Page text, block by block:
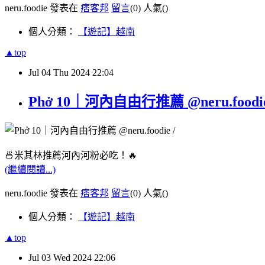
neru.foodie 發表在 痞客邦 留言(0) 人氣()
個人分類： 【遊記】越南
▲top
Jul 04 Thu 2024 22:04
Phở 10｜河內自由行推薦
🍜米其林推薦河內河粉必吃！🔥
(繼續閱讀...)
neru.foodie 發表在 痞客邦 留言(0) 人氣()
個人分類： 【遊記】越南
▲top
Jul 03 Wed 2024 22:06